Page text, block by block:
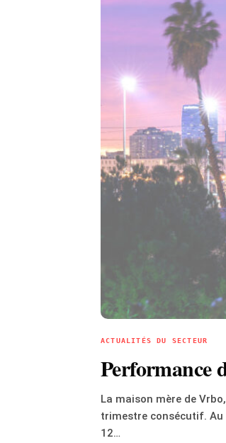
ACTUALITÉS DU SECTEUR
Performance
La maison mère de
trimestre consécutif. Au
12…